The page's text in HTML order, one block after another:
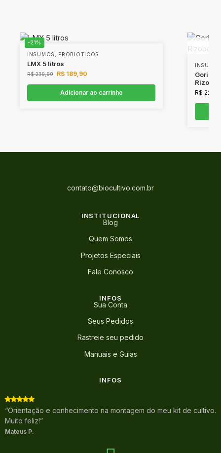
-21%
INSUMOS PROBIOTICOS
LMX 5 litros
R$239,90 R$ 189,90
Adicionar ao carrinho
Gorilla
R$
contato@biocultivo.com.br
INSTITUCIONAL
Blog
Quem Somos
Projetos Especiais
Fale Conosco
INFOS
Sua Conta
Seus Pedidos
Rastreie seu pedido
Manuais e Guias
INFOS
“Orientação e conhecimento na montagem do meu kit de cultivo.
Muito feliz!”
Mateus P.